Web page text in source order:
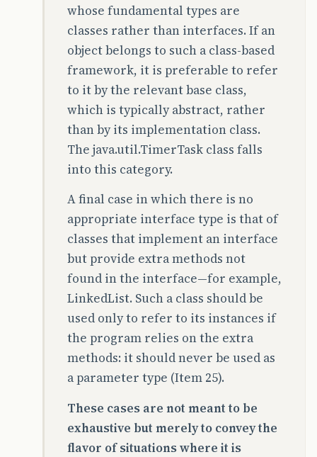
whose fundamental types are
classes rather than interfaces. If an
object belongs to such a class-based
framework, it is preferable to refer
to it by the relevant base class,
which is typically abstract, rather
than by its implementation class.
The java.util.TimerTask class falls
into this category.
A final case in which there is no
appropriate interface type is that of
classes that implement an interface
but provide extra methods not
found in the interface—for example,
LinkedList. Such a class should be
used only to refer to its instances if
the program relies on the extra
methods: it should never be used as
a parameter type (Item 25).
These cases are not meant to be
exhaustive but merely to convey the
flavor of situations where it is